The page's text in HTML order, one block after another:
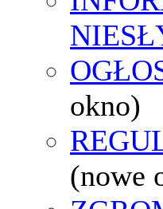
okno)
(nowe